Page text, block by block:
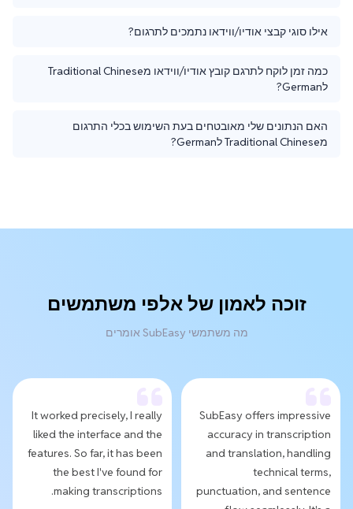
אילו סוגי קבצי אודיו/ווידאו נתמכים לתרגום?
כמה זמן לוקח לתרגם קובץ אודיו/ווידאו מTraditional Chinese
לGerman?
האם הנתונים שלי מאובטחים בעת השימוש בכלי התרגום
מTraditional Chinese לGerman?
זוכה לאמון של אלפי משתמשים
מה משתמשי SubEasy אומרים
SubEasy offers impressive
accuracy in transcription
and translation, handling
technical terms,
punctuation, and sentence
It worked precisely, I really
liked the interface and the
features. So far, it has been
the best I've found for
making transcriptions.